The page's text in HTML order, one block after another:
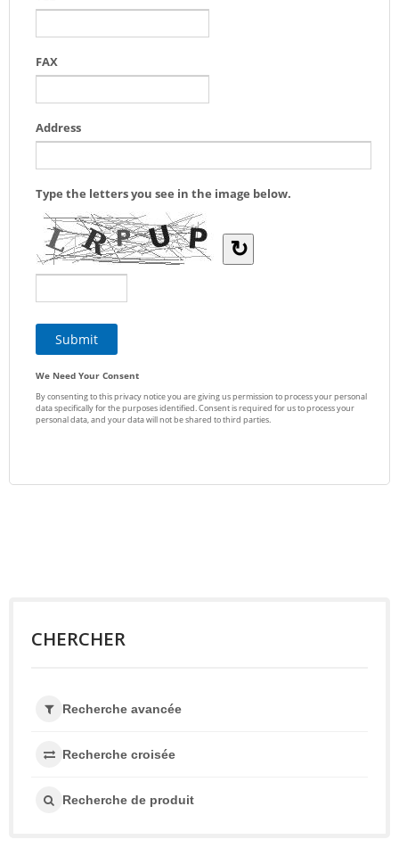
CHERCHER
Recherche avancée
Recherche croisée
Recherche de produit